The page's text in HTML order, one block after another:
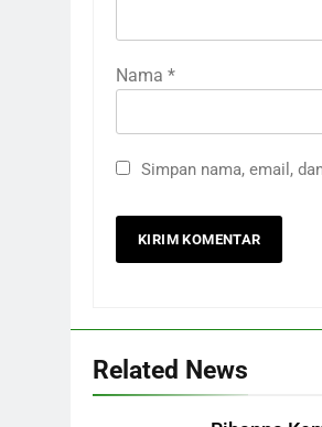
Nama *
Simpan nama, email,
Related News